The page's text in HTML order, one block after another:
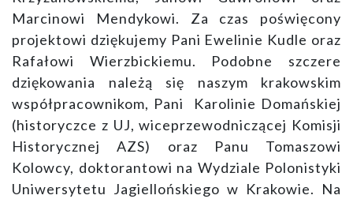
Marcinowi Mendykowi. Za czas poświęcony
projektowi dziękujemy Pani Ewelinie Kudle oraz
Rafałowi Wierzbickiemu. Podobne szczere
dziękowania należą się naszym krakowskim
współpracownikom, Pani Karolinie Domańskiej
(historyczce z UJ, wiceprzewodniczącej Komisji
Historycznej AZS) oraz Panu Tomaszowi
Kolowcy, doktorantowi na Wydziale Polonistyki
Uniwersytetu Jagiellońskiego w Krakowie. Na